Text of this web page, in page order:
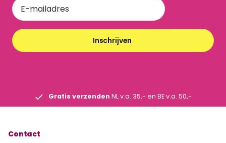
Inschrijven
Gratis verzenden NL v.a. 35,- en BE v.a. 50,-
Contact